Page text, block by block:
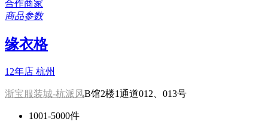
合作商家
商品参数
缘衣格
12年店 杭州
浙宝服装城-杭派风B馆2楼1通道012、013号
1001-5000件